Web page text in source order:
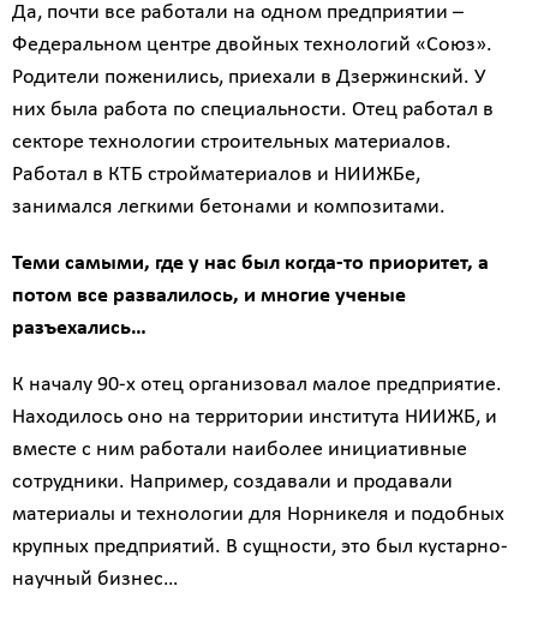
Да, почти все работали на одном предприятии –
Федеральном центре двойных технологий «Союз».
Родители поженились, приехали в Дзержинский. У
них была работа по специальности. Отец работал в
секторе технологии строительных материалов.
Работал в КТБ стройматериалов и НИИЖБе,
занимался легкими бетонами и композитами.
Теми самыми, где у нас был когда-то приоритет, а
потом все развалилось, и многие ученые
разъехались…
К началу 90-х отец организовал малое предприятие.
Находилось оно на территории института НИИЖБ, и
вместе с ним работали наиболее инициативные
сотрудники. Например, создавали и продавали
материалы и технологии для Норникеля и подобных
крупных предприятий. В сущности, это был кустарно-
научный бизнес…